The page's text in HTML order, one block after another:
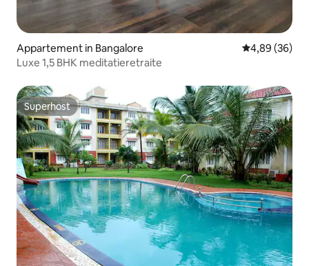
Appartement in Bangalore Gemiddelde
4,89 (36)
Luxe 1,5 BHK meditatieretraite
Superhost
Superhost